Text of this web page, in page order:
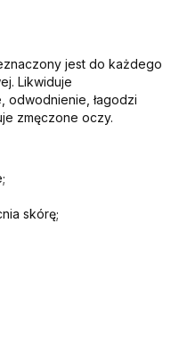
jest do każdego
Likwiduje
odwodnienie, łagodzi
zmęczone oczy.
skórę;